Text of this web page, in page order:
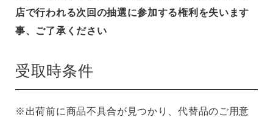
店で行われる次回の抽選に参加する権利を失います
事、ご了承ください
受取時条件
※出荷前に商品不具合が見つかり、代替品のご用意